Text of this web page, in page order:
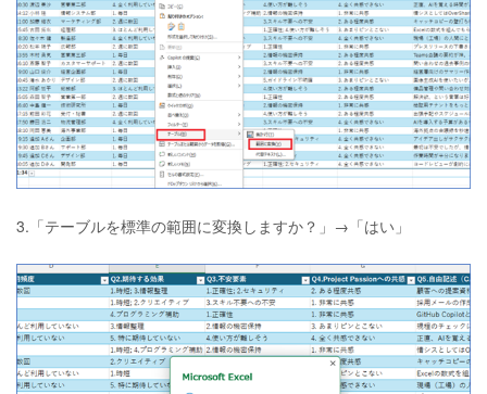
3.「テーブルを標準の範囲に変換しますか？」→「はい」